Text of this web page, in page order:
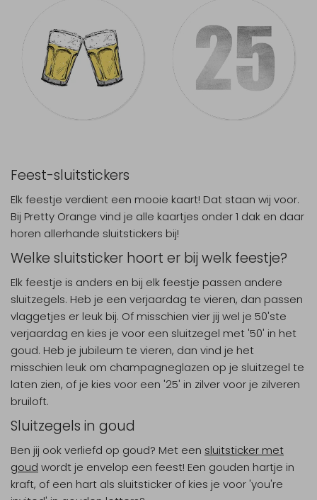
Feest-sluitstickers
Elk feestje verdient een mooie kaart! Dat staan wij voor.
Bij Pretty Orange vind je alle kaartjes onder 1 dak en daar
horen allerhande sluitstickers bij!
Welke sluitsticker hoort er bij welk feestje?
Elk feestje is anders en bij elk feestje passen andere
sluitzegels. Heb je een verjaardag te vieren, dan passen
vlaggetjes er leuk bij. Of misschien vier jij wel je 50'ste
verjaardag en kies je voor een sluitzegel met '50' in het
goud. Heb je jubileum te vieren, dan vind je het
misschien leuk om champagneglazen op je sluitzegel te
laten zien, of je kies voor een '25' in zilver voor je zilveren
bruiloft.
Sluitzegels in goud
Ben jij ook verliefd op goud? Met een sluitsticker met
goud wordt je envelop een feest! Een gouden hartje in
kraft, of een hart als sluitsticker of kies je voor 'you're